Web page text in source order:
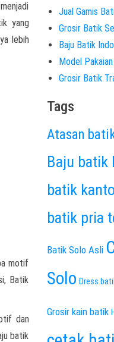
yang
lebih
motif
Batik
dan
batik
Jual Gamis
Grosir Batik
Baju Batik
Model
Grosir Batik
Tags
Atasan
Baju batik
batik
batik pria
Batik Solo Asli
Solo Dress
Grosir kain batik